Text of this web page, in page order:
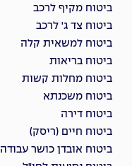
ביטוח מקיף לרכב
ביטוח צד ג' לרכב
ביטוח למשאית קלה
ביטוח בריאות
ביטוח מחלות קשות
ביטוח משכנתא
ביטוח דירה
ביטוח חיים (ריסק)
ביטוח אובדן כושר עבודה